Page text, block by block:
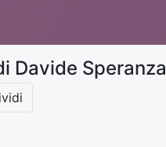
Davide Speranza